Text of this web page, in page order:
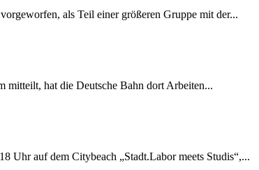
als Teil einer größeren Gruppe mit der...
mitteilt, hat die Deutsche Bahn dort Arbeiten...
Uhr auf dem Citybeach „Stadt.Labor meets Studis“,...